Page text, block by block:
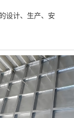
设计、生产、安